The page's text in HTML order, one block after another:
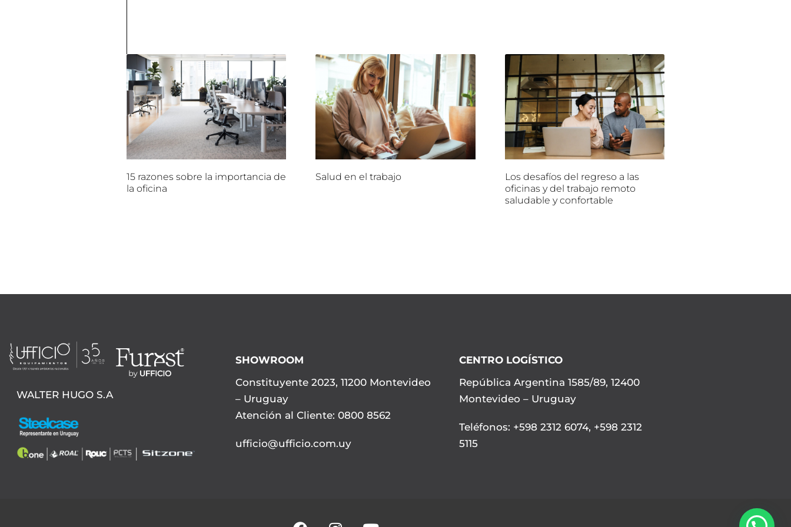
15 razones sobre la importancia de
la oficina
Salud en el trabajo
Los desafíos del regreso a las
oficinas y del trabajo remoto
saludable y confortable
WALTER HUGO S.A
SHOWROOM
Constituyente 2023, 11200 Montevideo
– Uruguay
Atención al Cliente: 0800 8562
ufficio@ufficio.com.uy
CENTRO LOGÍSTICO
República Argentina 1585/89, 12400
Montevideo – Uruguay
Teléfonos: +598 2312 6074, +598 2312
5115